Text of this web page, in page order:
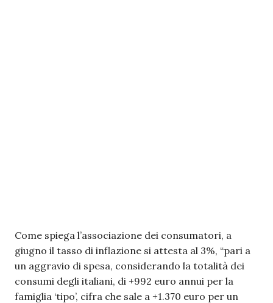
Come spiega l’associazione dei consumatori, a
giugno il tasso di inflazione si attesta al 3%, “pari a
un aggravio di spesa, considerando la totalità dei
consumi degli italiani, di +992 euro annui per la
famiglia ‘tipo’, cifra che sale a +1.370 euro per un